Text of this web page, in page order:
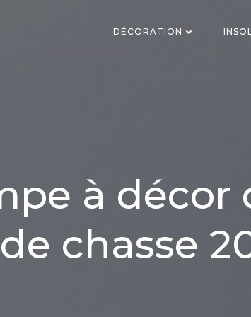
DÉCORATION
à décor
de chasse